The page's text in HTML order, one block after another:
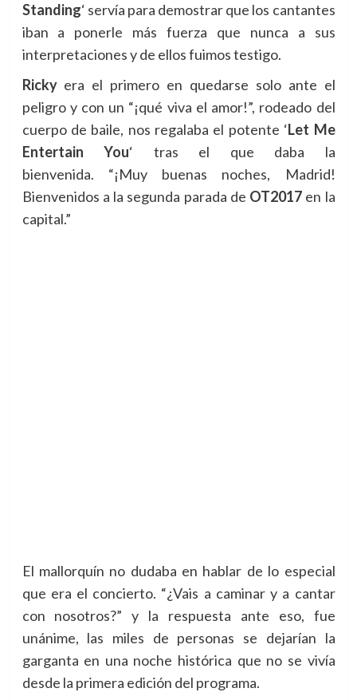
Standing‘ servía para demostrar que los cantantes
iban a ponerle más fuerza que nunca a sus
interpretaciones y de ellos fuimos testigo.
Rickyera el primero en quedarse solo ante el
peligro y con un “¡qué viva el amor!”, rodeado del
cuerpo de baile, nos regalaba el potente ‘Let Me
Entertain You‘ tras el que daba la
bienvenida.
“¡Muy buenas noches, Madrid!
Bienvenidos a la segunda parada de OT2017 en la
capital.”
El mallorquín no dudaba en hablar de lo especial
que era el concierto. “¿Vais a caminar y a cantar
con nosotros?” y la respuesta ante eso, fue
unánime, las miles de personas se dejarían la
garganta en una noche histórica que no se vivía
desde la primera edición del programa.